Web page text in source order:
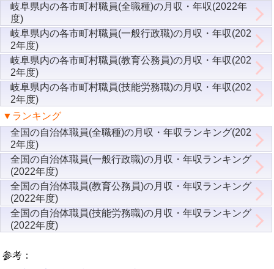
岐阜県内の各市町村職員(全職種)の月収・年収(2022年
度)
岐阜県内の各市町村職員(一般行政職)の月収・年収(202
2年度)
岐阜県内の各市町村職員(教育公務員)の月収・年収(202
2年度)
岐阜県内の各市町村職員(技能労務職)の月収・年収(202
2年度)
▼ランキング
全国の自治体職員(全職種)の月収・年収ランキング(202
2年度)
全国の自治体職員(一般行政職)の月収・年収ランキング
(2022年度)
全国の自治体職員(教育公務員)の月収・年収ランキング
(2022年度)
全国の自治体職員(技能労務職)の月収・年収ランキング
(2022年度)
参考：